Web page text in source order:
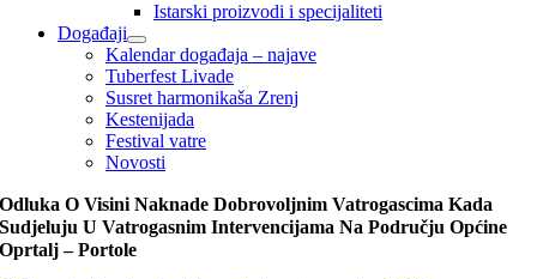
Istarski proizvodi i specijaliteti
Događaji
Kalendar događaja – najave
Tuberfest Livade
Susret harmonikaša Zrenj
Kestenijada
Festival vatre
Novosti
Odluka O Visini Naknade Dobrovoljnim Vatrogascima Kada
Sudjeluju U Vatrogasnim Intervencijama Na Području Općine
Oprtalj – Portole